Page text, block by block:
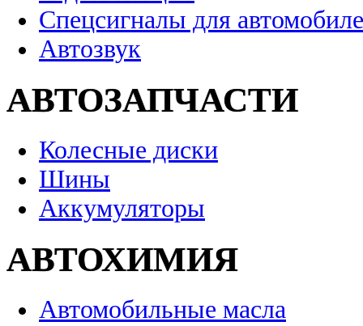
Спецсигналы для
Автозвук
АВТОЗАПЧАСТИ
Колесные диски
Шины
Аккумуляторы
АВТОХИМИЯ
Автомобильные масла